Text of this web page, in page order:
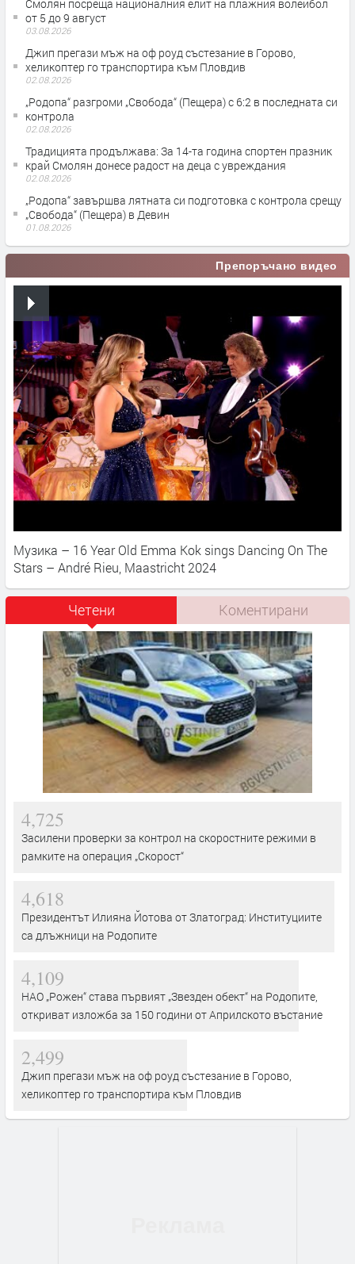
Смолян посреща националния елит на плажния волейбол
от 5 до 9 август
03.08.2026
Джип прегази мъж на оф роуд състезание в Горово,
хеликоптер го транспортира към Пловдив
02.08.2026
„Родопа“ разгроми „Свобода“ (Пещера) с 6:2 в последната си
контрола
02.08.2026
Традицията продължава: За 14-та година спортен празник
край Смолян донесе радост на деца с увреждания
02.08.2026
„Родопа“ завършва лятната си подготовка с контрола срещу
„Свобода“ (Пещера) в Девин
01.08.2026
Препоръчано видео
Музика – 16 Year Old Emma Kok sings Dancing On The
Stars – André Rieu, Maastricht 2024
Четени Коментирани
4,725
Засилени проверки за контрол на скоростните режими в
рамките на операция „Скорост“
4,618
Президентът Илияна Йотова от Златоград: Институциите
са длъжници на Родопите
4,109
НАО „Рожен“ става първият „Звезден обект“ на Родопите,
откриват изложба за 150 години от Априлското въстание
2,499
Джип прегази мъж на оф роуд състезание в Горово,
хеликоптер го транспортира към Пловдив